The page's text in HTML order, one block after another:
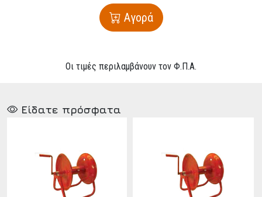
Αγορά
Οι τιμές περιλαμβάνουν τον Φ.Π.Α.
Είδατε πρόσφατα